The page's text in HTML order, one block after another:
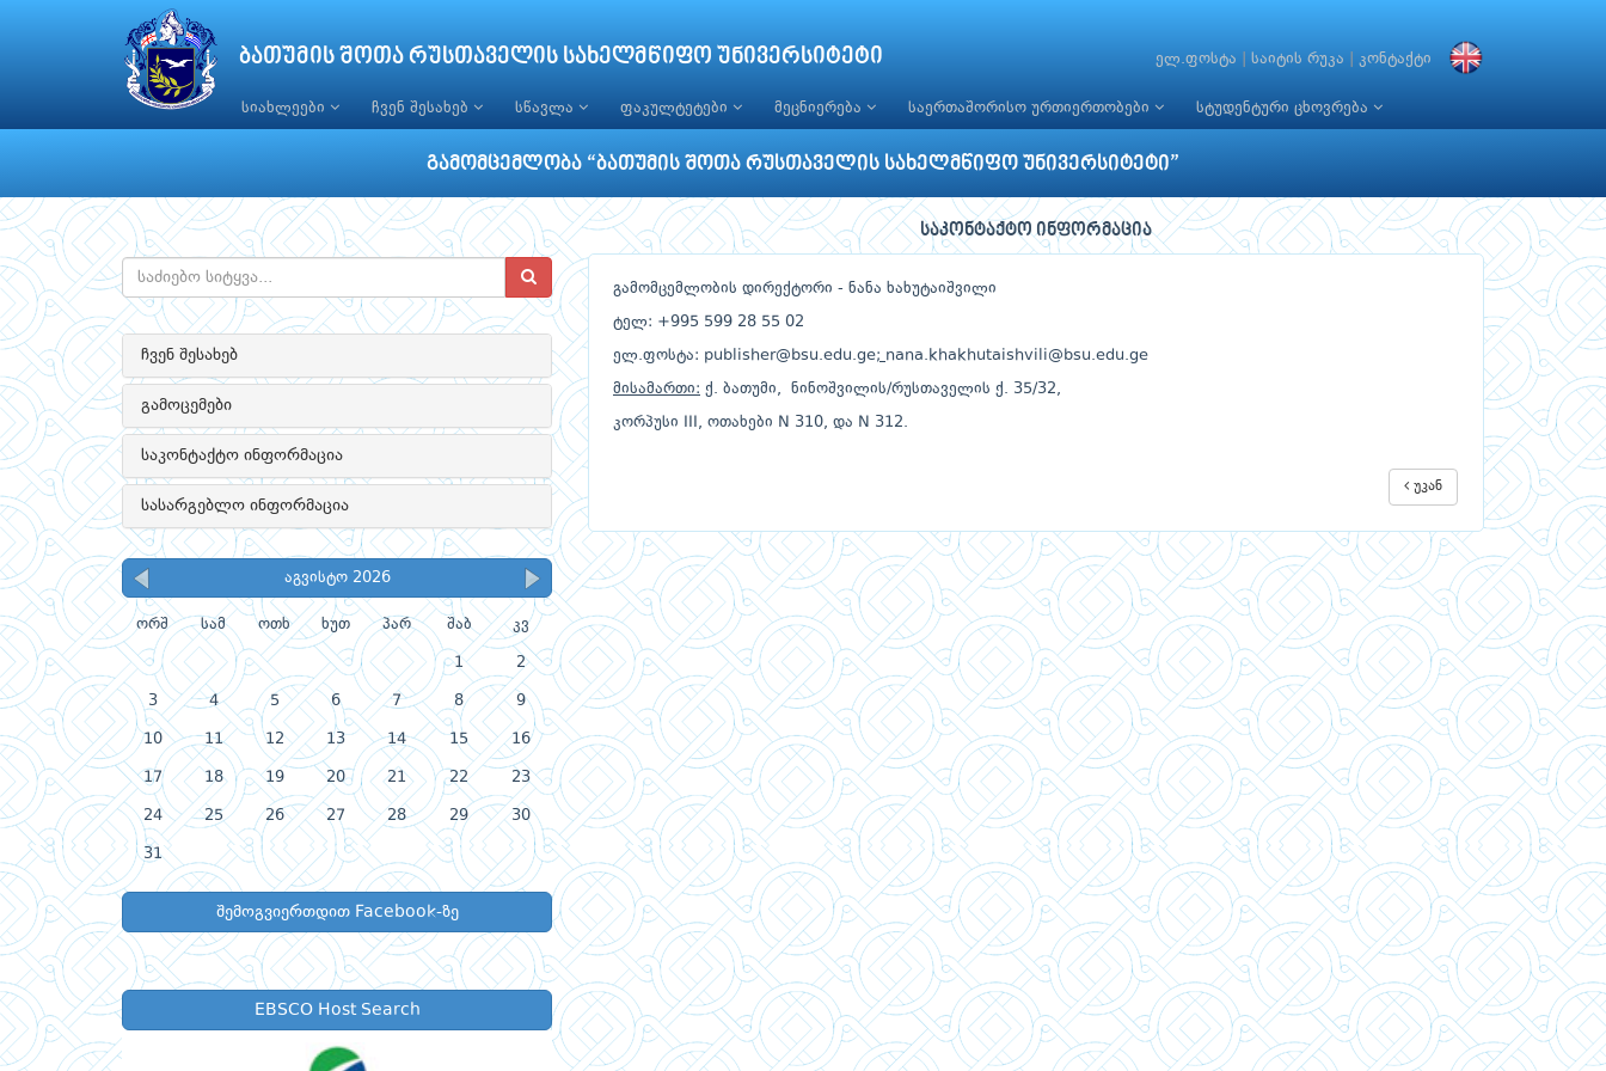
ბათუმის შოთა რუსთაველის სახელმწიფო უნივერსიტეტი ელ.ფოსტა საიტის რუკა კონტაქტი
სიახლეები ჩვენ შესახებ სწავლა ფაკულტეტები მეცნიერება საერთაშორისო ურთიერთობები სტუდენტური ცხოვრება
გამომცემლობა “ბათუმის შოთა რუსთაველის სახელმწიფო უნივერსიტეტი”
ჩვენ შესახებ
გამოცემები
საკონტაქტო ინფორმაცია
სასარგებლო ინფორმაცია
აგვისტო 2026
ორშ სამ ოთხ ხუთ პარ შაბ კვ
1 2
3 4 5 6 7 8 9
10 11 12 13 14 15 16
17 18 19 20 21 22 23
24 25 26 27 28 29 30
31
შემოგვიერთდით Facebook-ზე
EBSCO Host Search
საკონტაქტო ინფორმაცია
გამომცემლობის დირექტორი - ნანა ხახუტაიშვილი
ტელ: +995 599 28 55 02
ელ.ფოსტა: publisher@bsu.edu.ge; nana.khakhutaishvili@bsu.edu.ge
მისამართი: ქ. ბათუმი, ნინოშვილის/რუსთაველის ქ. 35/32,
კორპუსი III, ოთახები N 310, და N 312.
უკან